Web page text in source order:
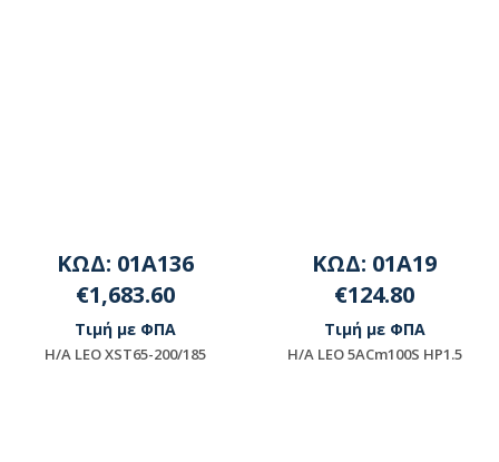
ΚΩΔ: 01A136
€1,683.60
Τιμή με ΦΠΑ
H/A LEO XST65-200/185
ΚΩΔ: 01A19
€124.80
Τιμή με ΦΠΑ
H/A LEO 5ACm100S HP1.5